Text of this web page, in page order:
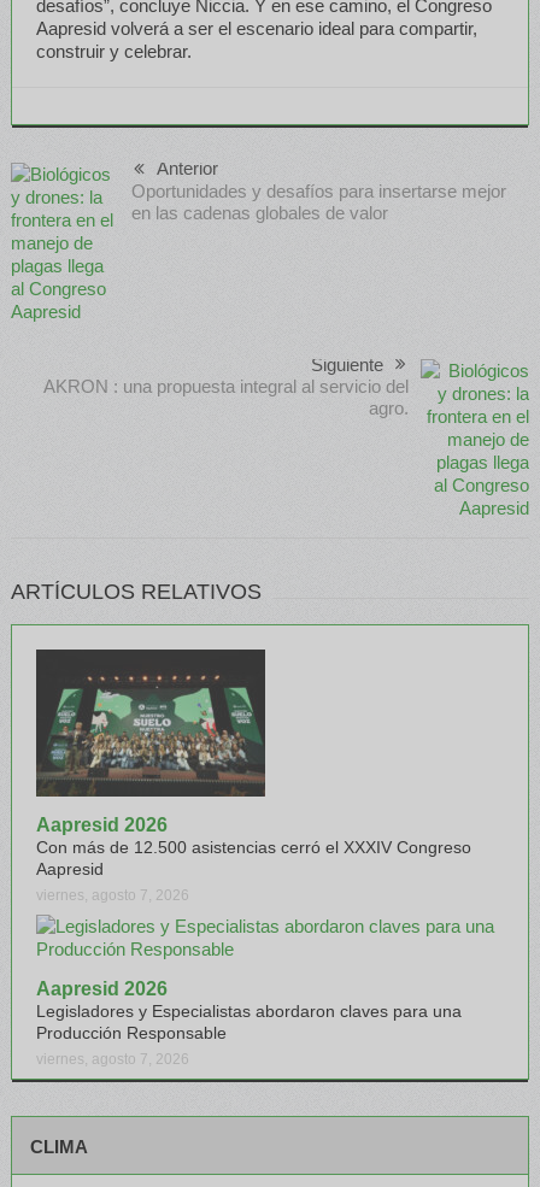
desafíos”, concluye Niccia. Y en ese camino, el Congreso
Aapresid volverá a ser el escenario ideal para compartir,
construir y celebrar.
Anterior
Oportunidades y desafíos para insertarse mejor
en las cadenas globales de valor
Siguiente
AKRON : una propuesta integral al servicio del
agro.
ARTÍCULOS RELATIVOS
Aapresid 2026
Con más de 12.500 asistencias cerró el XXXIV Congreso
Aapresid
viernes, agosto 7, 2026
Aapresid 2026
Legisladores y Especialistas abordaron claves para una
Producción Responsable
viernes, agosto 7, 2026
CLIMA